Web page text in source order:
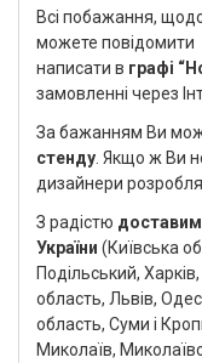
Всі побажання,
можете повідомити
написати в графі
замовленні через
За бажанням Ви
стенду . Якщо ж Ви
дизайнери
З радістю
України (Київська
Подільський,
область, Львів,
область, Суми і
Миколаїв,